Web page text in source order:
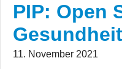
PIP: Open
11. November 2021